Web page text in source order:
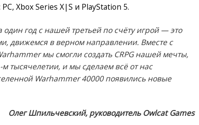
Xbox Series X|S и PlayStation 5.
один год с нашей третьей по счёту игрой — это
движемся в верном направлении. Вместе с
мы смогли создать CRPG нашей мечты,
тысячелетии, и мы сделаем всё от нас
Warhammer 40000 появились новые
Олег Шпильчевский, руководитель Owlcat Games